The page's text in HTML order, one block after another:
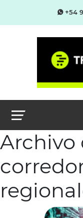
+54
Archivo